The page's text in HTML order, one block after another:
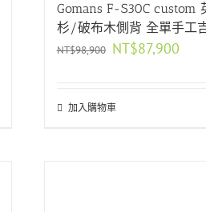
Gomans F-S30C custom
杉/破布木側背 全單手工
NT$98,900 原
NT$98,900。
NT$87,900目
加入購物車